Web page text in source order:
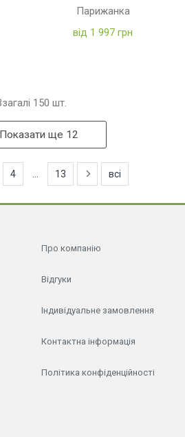
Парижанка
від 1 997 грн
150 шт.
Показати ще 12
4 13 всі
Про компанію
Відгуки
Індивідуальне замовлення
Контактна інформація
Політика конфіденційності